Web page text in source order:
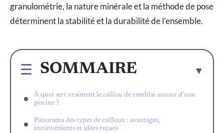
granulométrie, la nature minérale et la méthode de pose
déterminent la stabilité et la durabilité de l’ensemble.
SOMMAIRE
À quoi sert vraiment le caillou de remblai autour d’une
piscine ?
Panorama des types de cailloux : avantages,
inconvénients et idées reçues